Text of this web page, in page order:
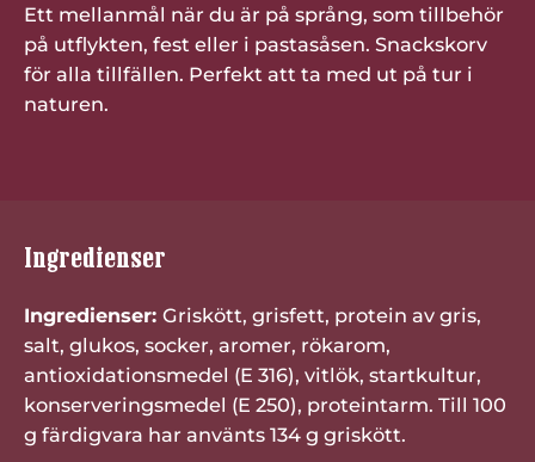
Ett mellanmål när du är på språng, som tillbehör
på utflykten, fest eller i pastasåsen. Snackskorv
för alla tillfällen. Perfekt att ta med ut på tur i
naturen.
Ingredienser
Ingredienser: Griskött, grisfett, protein av gris,
salt, glukos, socker, aromer, rökarom,
antioxidationsmedel (E 316), vitlök, startkultur,
konserveringsmedel (E 250), proteintarm. Till 100
g färdigvara har använts 134 g griskött.